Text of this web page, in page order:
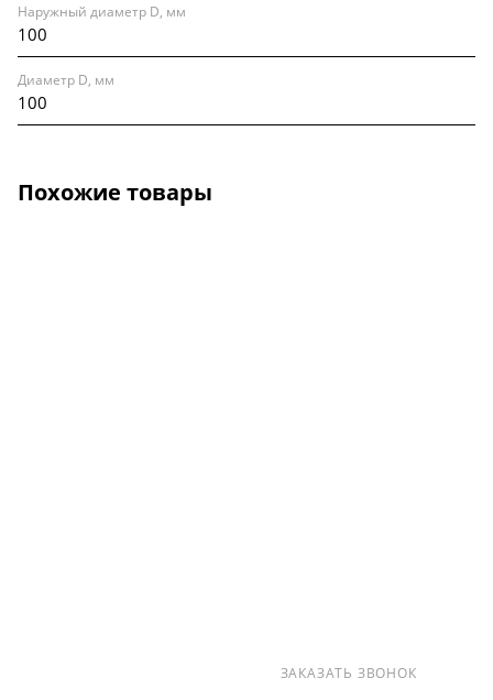
Наружный диаметр D, мм
100
Диаметр D, мм
100
Похожие товары
ЗАКАЗАТЬ ЗВОНОК